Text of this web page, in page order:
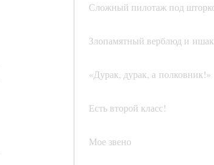
Сложный пилотаж под
Злопамятный верблюд и
«Дурак, дурак, а полковник!»
Есть второй класс!
Мое звено